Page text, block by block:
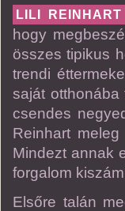
LILI
hogy
összes tipikus
trendi
saját
csendes
Reinhart
Mindezt annak
forgalom
Elsőre talán